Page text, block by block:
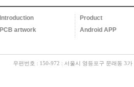
Introduction
Product
PCB artwork
Android APP
우편번호 : 150-972 : 서울시 영등포구 문래동 3